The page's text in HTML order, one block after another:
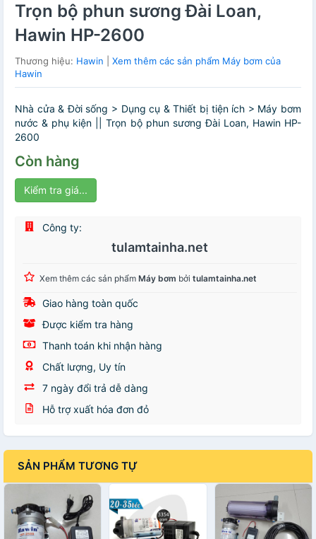
Trọn bộ phun sương Đài Loan,
Hawin HP-2600
Thương hiệu: Hawin
Xem thêm các sản phẩm Máy bơm của
Hawin
Nhà cửa & Đời sống > Dụng cụ & Thiết bị tiện ích > Máy bơm
nước & phụ kiện || Trọn bộ phun sương Đài Loan, Hawin HP-
2600
Còn hàng
Kiểm tra giá...
Công ty:
tulamtainha.net
Xem thêm các sản phẩm Máy bơm bởi tulamtainha.net
Giao hàng toàn quốc
Được kiểm tra hàng
Thanh toán khi nhận hàng
Chất lượng, Uy tín
7 ngày đổi trả dễ dàng
Hỗ trợ xuất hóa đơn đỏ
SẢN PHẨM TƯƠNG TỰ